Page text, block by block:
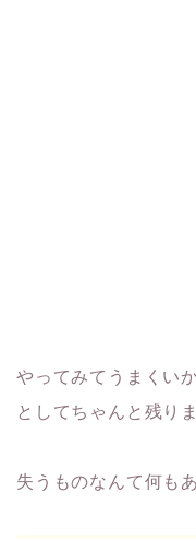
やってみてうまくい
としてちゃんと残りま
失うものなんて何も